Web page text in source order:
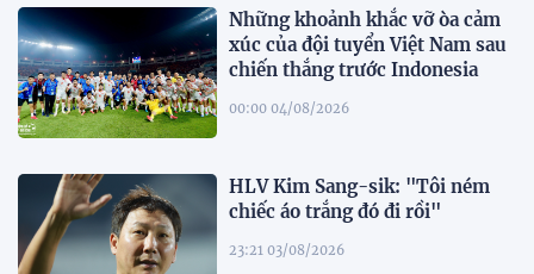
Những khoảnh khắc vỡ òa cảm
xúc của đội tuyển Việt Nam sau
chiến thắng trước Indonesia
00:00 04/08/2026
HLV Kim Sang-sik: "Tôi ném
chiếc áo trắng đó đi rồi"
23:21 03/08/2026